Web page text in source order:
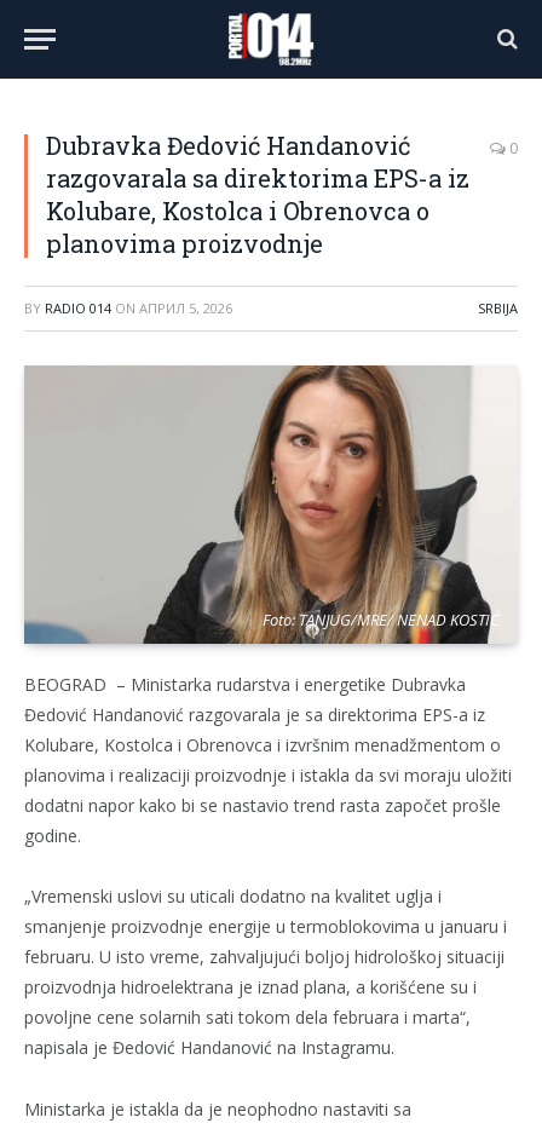
Dubravka Đedović Handanović
razgovarala sa direktorima EPS-a iz
Kolubare, Kostolca i Obrenovca o
planovima proizvodnje
0
BY RADIO 014 ON АПРИЛ 5, 2026 SRBIJA
Foto: TANJUG/MRE/ NENAD KOSTIĆ
BEOGRAD – Ministarka rudarstva i energetike Dubravka
Đedović Handanović razgovarala je sa direktorima EPS-a iz
Kolubare, Kostolca i Obrenovca i izvršnim menadžmentom o
planovima i realizaciji proizvodnje i istakla da svi moraju uložiti
dodatni napor kako bi se nastavio trend rasta započet prošle
godine.
„Vremenski uslovi su uticali dodatno na kvalitet uglja i
smanjenje proizvodnje energije u termoblokovima u januaru i
februaru. U isto vreme, zahvaljujući boljoj hidrološkoj situaciji
proizvodnja hidroelektrana je iznad plana, a korišćene su i
povoljne cene solarnih sati tokom dela februara i marta“,
napisala je Đedović Handanović na Instagramu.
Ministarka je istakla da je neophodno nastaviti sa